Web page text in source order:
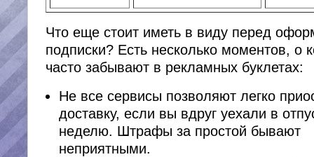
Что еще стоит иметь в виду перед
подписки? Есть несколько моментов, о
часто забывают в рекламных буклетах:
Не все сервисы позволяют легко
доставку, если вы вдруг уехали в
неделю. Штрафы за простой бывают
неприятными.